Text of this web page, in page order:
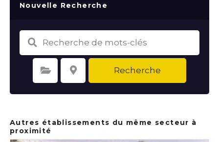
Nouvelle Recherche
Sélectionnez une catégorie Sélectionnez le lieu Recherche
Autres établissements du même secteur à
proximité